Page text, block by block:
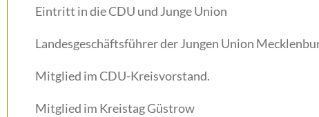
Eintritt in die CDU und Junge Union
Landesgeschäftsführer der Jungen Union
Mitglied im CDU-Kreisvorstand.
Mitglied im Kreistag Güstrow